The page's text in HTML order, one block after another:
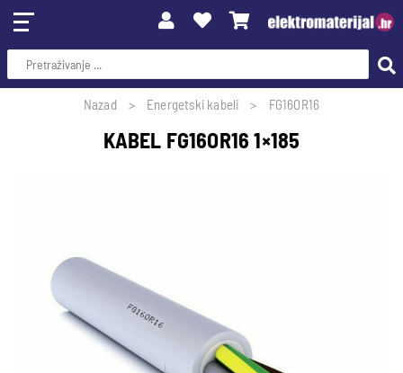
Nazad Energetski kabeli FG16OR16
KABEL FG16OR16 1×185